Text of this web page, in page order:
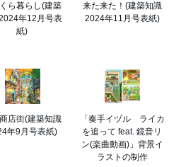
ら暮らし(建築
年12月号表
紙)
来た来た！(建築知識
2024年11月号表紙)
店街(建築知識
年9月号表紙)
「奏手イヅル ライカ
を追って feat. 鏡音リ
ン(楽曲動画)」背景イ
ラストの制作